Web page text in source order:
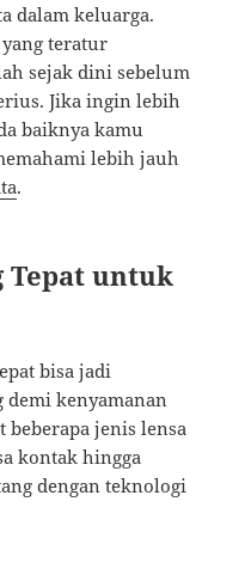
dalam keluarga.
teratur
sejak dini sebelum
Jika ingin lebih
baiknya kamu
lebih jauh
.
Tepat untuk
bisa jadi
kenyamanan
beberapa jenis lensa
kontak hingga
dengan teknologi